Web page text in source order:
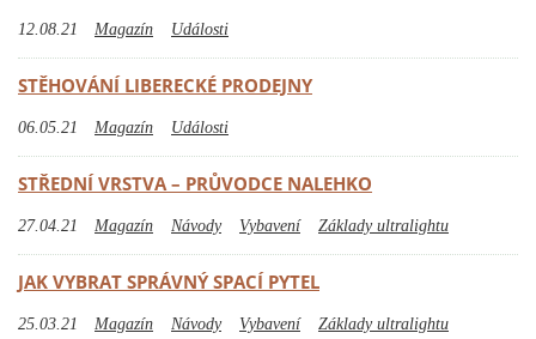
12.08.21 Magazín Události
STĚHOVÁNÍ LIBERECKÉ PRODEJNY
06.05.21 Magazín Události
STŘEDNÍ VRSTVA – PRŮVODCE NALEHKO
27.04.21 Magazín Návody Vybavení Základy ultralightu
JAK VYBRAT SPRÁVNÝ SPACÍ PYTEL
25.03.21 Magazín Návody Vybavení Základy ultralightu